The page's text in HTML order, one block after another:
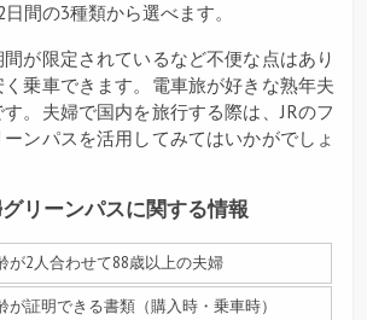
間の3種類から選べます。
が限定されているなど不便な点はあり
く乗車できます。電車旅が好きな熟年夫
。夫婦で国内を旅行する際は、JRのフ
ンパスを活用してみてはいかがでしょ
リーンパスに関する情報
が2人合わせて88歳以上の夫婦
が証明できる書類（購入時・乗車時）